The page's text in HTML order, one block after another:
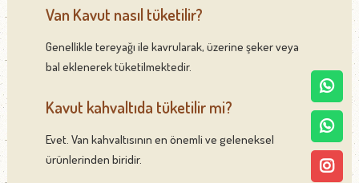
Van Kavut nasıl tüketilir?
Genellikle tereyağı ile kavrularak, üzerine şeker veya
bal eklenerek tüketilmektedir.
Kavut kahvaltıda tüketilir mi?
Evet. Van kahvaltısının en önemli ve geleneksel
ürünlerinden biridir.